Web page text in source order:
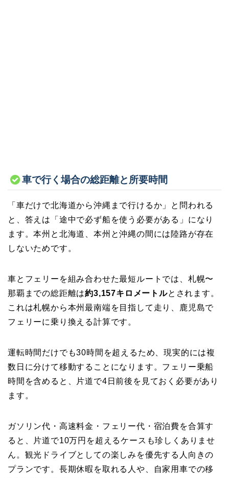
車で行く場合の総距離と所要時間
「車だけで北海道から沖縄まで行けるか」と問われる
と、答えは「途中で必ず船を使う必要がある」になり
ます。本州と北海道、本州と沖縄の間には陸路が存在
しないためです。
車とフェリーを組み合わせた最短ルートでは、札幌〜
那覇までの総距離は約3,157キロメートルとされます。
これは札幌から本州最南端を目指して走り、鹿児島で
フェリーに乗り換える計算です。
運転時間だけでも30時間を超えるため、現実的には複
数日に分けて移動することになります。フェリー乗船
時間を含めると、片道で4日前後を見ておく必要があり
ます。
ガソリン代・高速料金・フェリー代・宿泊費を合算す
ると、片道で10万円を超えるケースも珍しくありませ
ん。観光ドライブとしての楽しみを優先する人向きの
プランです。長期休暇を取れる人や、自家用車での移